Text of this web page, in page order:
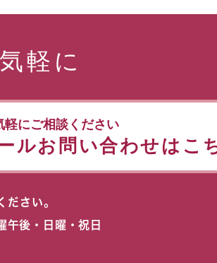
軽に
軽にご相談ください
ルお問い合わせはこ
ださい。
・日曜・祝日